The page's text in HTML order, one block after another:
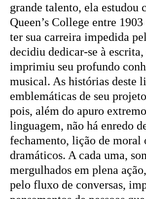
grande talento, ela estudou
Queen’s College entre
ter sua carreira impedida
decidiu dedicar-se à escrita,
imprimiu seu profundo
musical. As histórias deste
emblemáticas de seu
pois, além do apuro
linguagem, não há enredo
fechamento, lição de moral
dramáticos. A cada uma,
mergulhados em plena
pelo fluxo de conversas,